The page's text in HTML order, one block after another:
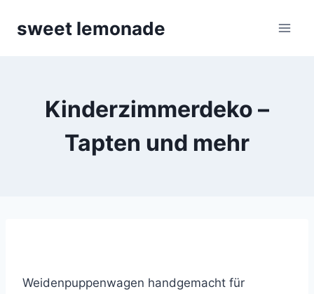
sweet lemonade
Kinderzimmerdeko –
Tapten und mehr
Weidenpuppenwagen handgemacht für